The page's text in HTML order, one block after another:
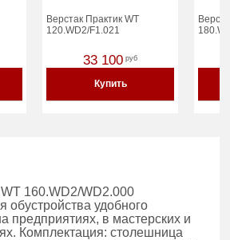
Верстак Практик WT
120.WD2/F1.021
33 100 руб
Купить
160.WD2/WD2.000
обустройства удобного
предприятиях, в мастерских и
Комплектация: столешница